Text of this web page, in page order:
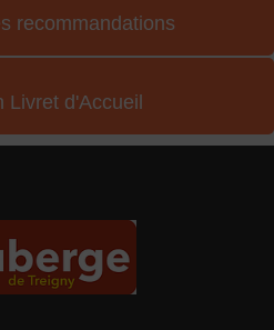
recommandations
Livret d'Accueil